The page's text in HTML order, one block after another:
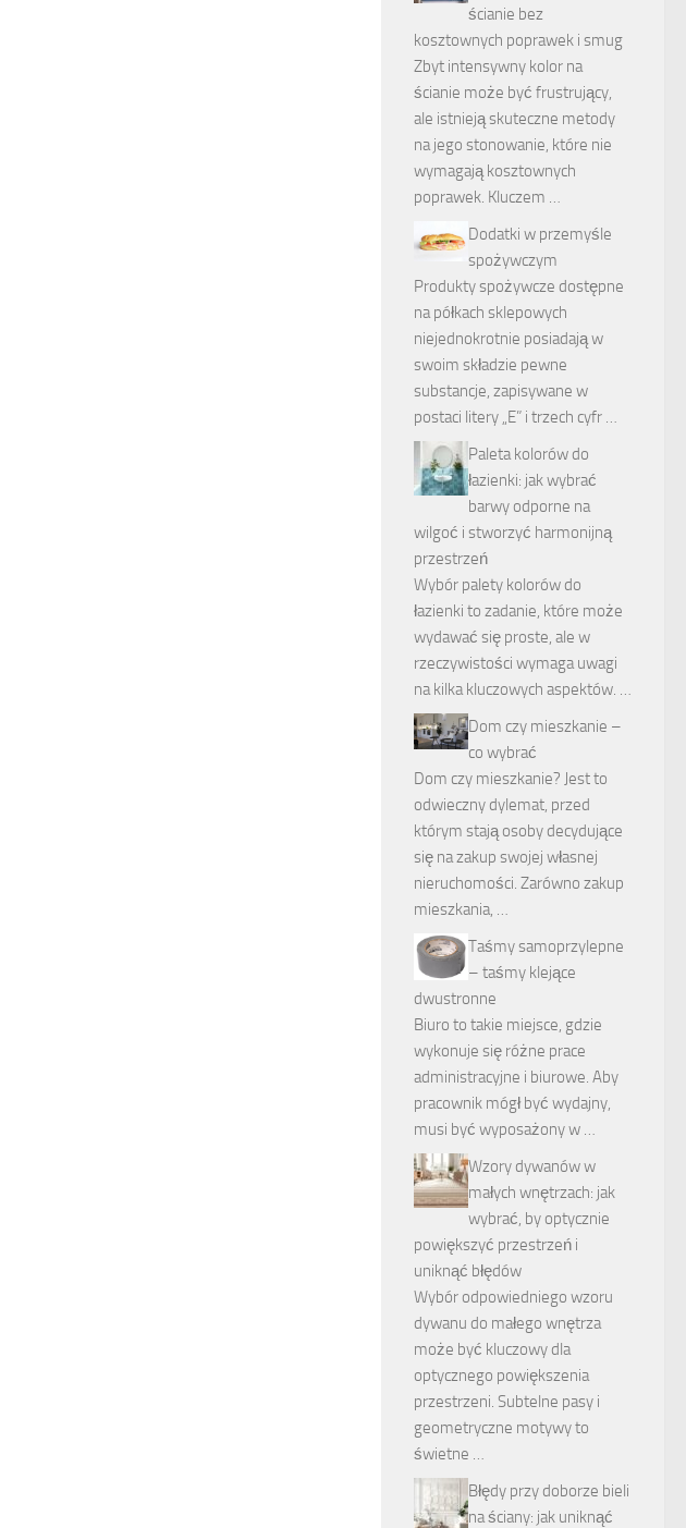
ścianie bez
kosztownych poprawek i smug
Zbyt intensywny kolor na
ścianie może być frustrujący,
ale istnieją skuteczne metody
na jego stonowanie, które nie
wymagają kosztownych
poprawek. Kluczem …
Dodatki w przemyśle
spożywczym
Produkty spożywcze dostępne
na półkach sklepowych
niejednokrotnie posiadają w
swoim składzie pewne
substancje, zapisywane w
postaci litery „E” i trzech cyfr …
Paleta kolorów do
łazienki: jak wybrać
barwy odporne na
wilgoć i stworzyć harmonijną
przestrzeń
Wybór palety kolorów do
łazienki to zadanie, które może
wydawać się proste, ale w
rzeczywistości wymaga uwagi
na kilka kluczowych aspektów. …
Dom czy mieszkanie –
co wybrać
Dom czy mieszkanie? Jest to
odwieczny dylemat, przed
którym stają osoby decydujące
się na zakup swojej własnej
nieruchomości. Zarówno zakup
mieszkania, …
Taśmy samoprzylepne
– taśmy klejące
dwustronne
Biuro to takie miejsce, gdzie
wykonuje się różne prace
administracyjne i biurowe. Aby
pracownik mógł być wydajny,
musi być wyposażony w …
Wzory dywanów w
małych wnętrzach: jak
wybrać, by optycznie
powiększyć przestrzeń i
uniknąć błędów
Wybór odpowiedniego wzoru
dywanu do małego wnętrza
może być kluczowy dla
optycznego powiększenia
przestrzeni. Subtelne pasy i
geometryczne motywy to
świetne …
Błędy przy doborze bieli
na ściany: jak uniknąć